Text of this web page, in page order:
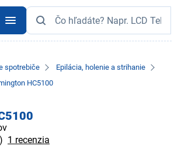
spotrebiče
Epilácia, holenie a strihanie
HC5100
1 recenzia